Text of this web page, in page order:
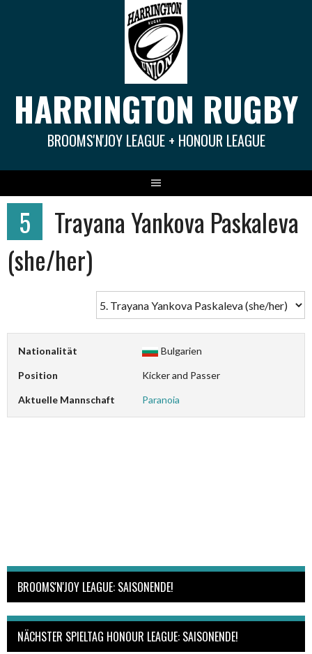
HARRINGTON RUGBY
BROOMS'N'JOY LEAGUE + HONOUR LEAGUE
5
Trayana Yankova Paskaleva
(she/her)
Nationalität Bulgarien
Position Kicker and Passer
Aktuelle Mannschaft Paranoia
BROOMS'N'JOY LEAGUE: SAISONENDE!
NÄCHSTER SPIELTAG HONOUR LEAGUE: SAISONENDE!